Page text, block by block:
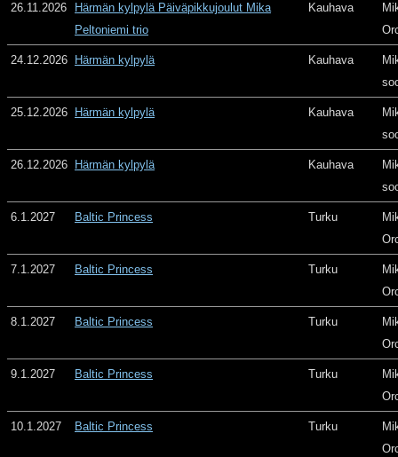
26.11.2026
Härmän kylpylä Päiväpikkujoulut Mika
Peltoniemi trio
Kauhava
24.12.2026 Härmän kylpylä Kauhava
25.12.2026 Härmän kylpylä Kauhava
26.12.2026 Härmän kylpylä Kauhava
6.1.2027 Baltic Princess Turku
7.1.2027 Baltic Princess Turku
8.1.2027 Baltic Princess Turku
9.1.2027 Baltic Princess Turku
10.1.2027 Baltic Princess Turku